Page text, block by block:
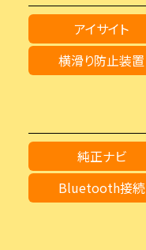
アイサイト
横滑り防止装置
純正ナビ
Bluetooth接続